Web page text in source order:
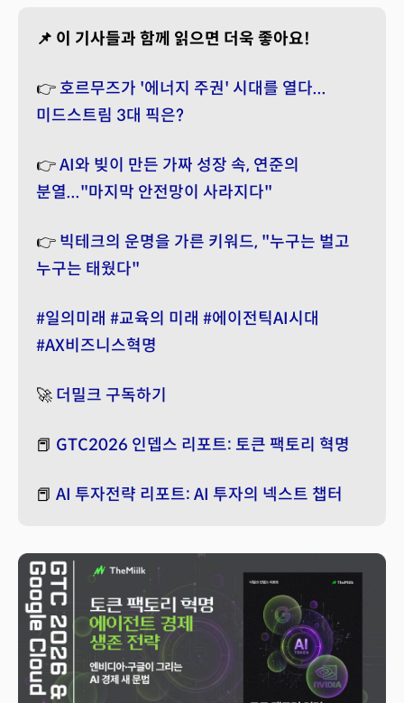
📌 이 기사들과 함께 읽으면 더욱 좋아요!
👉 호르무즈가 '에너지 주권' 시대를 열다...
미드스트림 3대 픽은?
👉AI와 빚이 만든 가짜 성장 속, 연준의
분열..."마지막 안전망이 사라지다"
👉 빅테크의 운명을 가른 키워드, "누구는 벌고
누구는 태웠다"
#일의미래 #교육의 미래 #에이전틱AI시대
#AX비즈니스혁명
🚀 더밀크 구독하기
📕 GTC2026 인뎁스 리포트: 토큰 팩토리 혁명
📕 AI 투자전략 리포트: AI 투자의 넥스트 챕터